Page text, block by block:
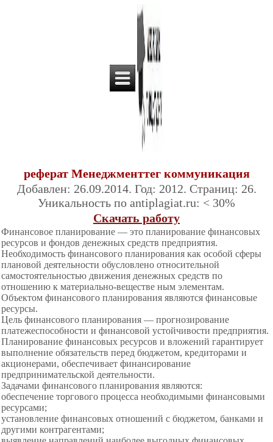
реферат Менеджменттег коммуникация
Добавлен: 26.09.2014. Год: 2012. Страниц: 26.
Уникальность по antiplagiat.ru: < 30%
Скачать работу
Финансовое планирование — это планирование финансовых
ресурсов и фондов денежных средств предприятия.
Необходимость финансового планирования как особой сферы
плановой деятельности обусловлено относительной
самостоятельностью движения денежных средств по
отношению к материально-веществе ным элементам.
Объектом финансового планирования являются финансовые
ресурсы.
Цель финансового планирования — прогнозирование
платежеспособности и финансовой устойчивости предприятия.
Планирование финансовых ресурсов и вложений гарантирует
выполнение обязательств перед бюджетом, кредиторами и
акционерами, обеспечивает финансирование
предпринимательской деятельности.
Задачами финансового планирования являются:
обеспечение торгового процесса необходимыми финансовыми
ресурсами;
установление финансовых отношений с бюджетом, банками и
другими контрагентами;